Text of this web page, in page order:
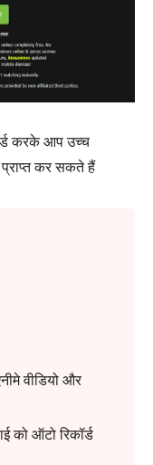
करके आप उच्च
कर सकते हैं
वीडियो और
को ऑटो रिकॉर्ड